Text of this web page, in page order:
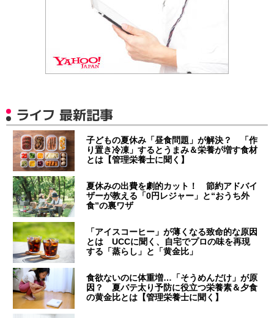
ライフ 最新記事
子どもの夏休み「昼食問題」が解決？ 「作
り置き冷凍」するとうまみ＆栄養が増す食材
とは【管理栄養士に聞く】
夏休みの出費を劇的カット！ 節約アドバイ
ザーが教える「0円レジャー」と“おうち外
食”の裏ワザ
「アイスコーヒー」が薄くなる致命的な原因
とは UCCに聞く、自宅でプロの味を再現
する「蒸らし」と「黄金比」
食欲ないのに体重増…「そうめんだけ」が原
因？ 夏バテ太り予防に役立つ栄養素＆夕食
の黄金比とは【管理栄養士に聞く】